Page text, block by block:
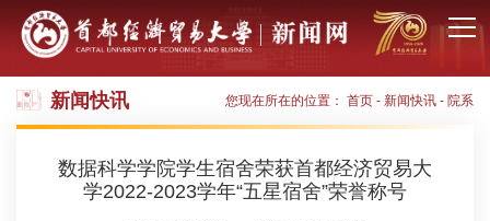
新闻快讯 您现在所在的位置： 首页 - 新闻快讯 - 院系
数据科学学院学生宿舍荣获首都经济贸易大
学2022-2023学年“五星宿舍”荣誉称号